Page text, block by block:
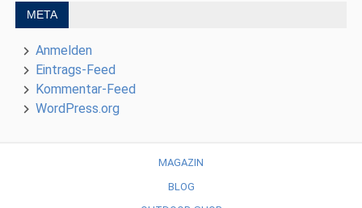
META
Anmelden
Eintrags-Feed
Kommentar-Feed
WordPress.org
MAGAZIN
BLOG